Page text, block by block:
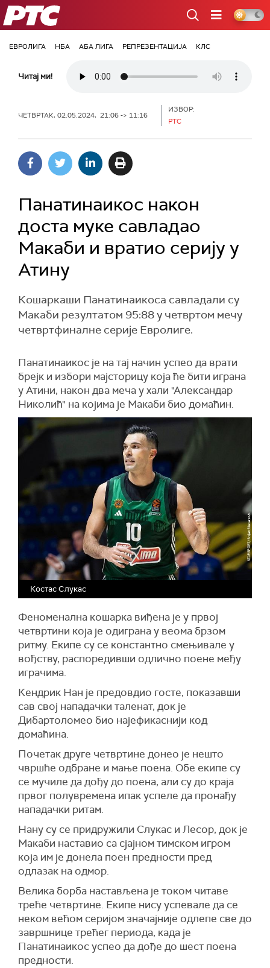
РТС
ЕВРОЛИГА НБА АБА ЛИГА РЕПРЕЗЕНТАЦИЈА КЛС
Читај ми!
ЧЕТВРТАК, 02.05.2024, 21:06 -> 11:16
ИЗВОР:
РТС
Панатинаикос након
доста муке савладао
Макаби и вратио серију у
Атину
Кошаркаши Панатинаикоса савладали су
Макаби резултатом 95:88 у четвртом мечу
четвртфиналне серије Евролиге.
Панатинаикос је на тај начин успео да врати
брејк и избори мајсторицу која ће бити играна
у Атини, након два меча у хали "Александар
Николић" на којима је Макаби био домаћин.
Костас Слукас
Феноменална кошарка виђена је у првој
четвртини која је одиграна у веома брзом
ритму. Екипе су се константно смењивале у
вођству, распоредивши одлично поене међу
играчима.
Кендрик Нан је предовдио госте, показавши
сав свој нападачки таленат, док је
Дибартоломео био најефикаснији код
домаћина.
Почетак друге четвртине донео је нешто
чвршће одбране и мање поена. Обе екипе су
се мучиле да дођу до поена, али су до краја
првог полувремена ипак успеле да пронађу
нападачки ритам.
Нану су се придружили Слукас и Лесор, док је
Макаби наставио са сјајном тимском игром
која им је донела поен предности пред
одлазак на одмор.
Велика борба настављена је током читаве
треће четвртине. Екипе нису успевале да се
неком већом серијом значајније одлепе све до
завршнице трећег периода, када је
Панатинаикос успео да дође до шест поена
предности.